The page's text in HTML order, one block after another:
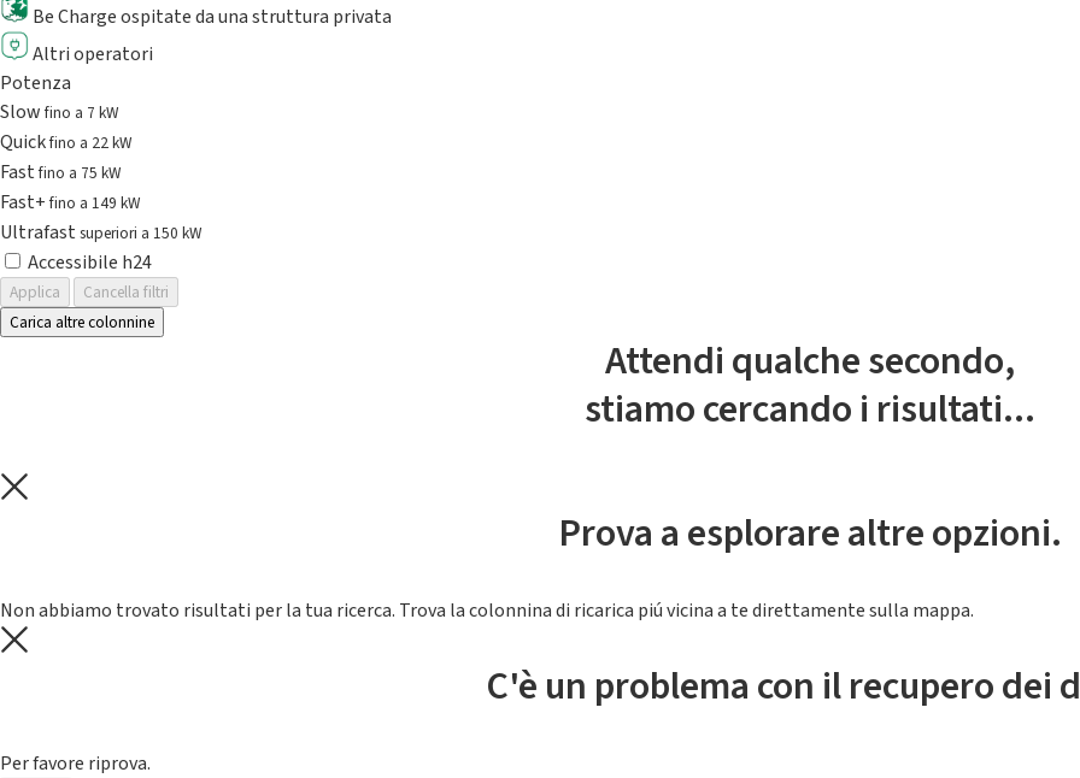
Be Charge ospitate da una struttura privata
Altri operatori
Potenza
Slowfino a 7 kW
Quickfino a 22 kW
Fastfino a 75 kW
Fast+fino a 149 kW
Ultrafast superiori a 150 kW
Accessibile h24
Applica
Cancella filtri
Carica altre colonnine
Attendi qualche secondo,
stiamo cercando i risultati...
Prova a esplorare altre opzioni.
Non abbiamo trovato risultati per la tua ricerca. Trova la colonnina di ricarica piú vicina a te direttamente sulla mappa.
C'è un problema con il recupero dei
Per favore riprova.